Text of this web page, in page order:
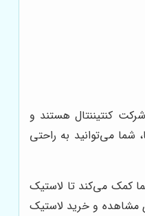
کنتیننتال هستند و
شما می‌توانید به راحتی
کمک می‌کند تا لاستیک
مشاهده و خرید لاستیک